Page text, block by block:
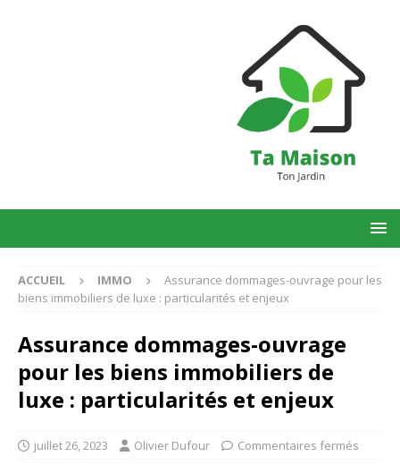
ACCUEIL IMMO
Assurance dommages-ouvrage pour les
biens immobiliers de luxe : particularités et enjeux
Assurance dommages-ouvrage
pour les biens immobiliers de
luxe : particularités et enjeux
juillet 26, 2023 Olivier Dufour Commentaires fermés